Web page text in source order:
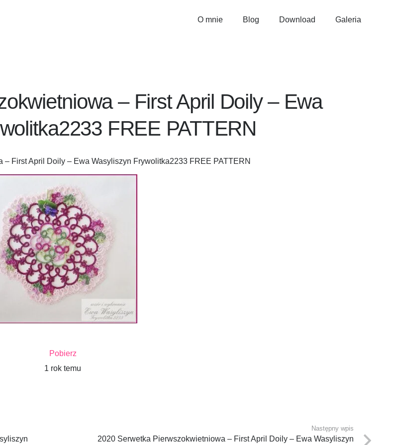
O mnie Blog Download Galeria
– First April Doily – Ewa
FREE PATTERN
First April Doily – Ewa Wasyliszyn Frywolitka2233 FREE PATTERN
Pobierz
1 rok temu
Następny wpis
2020 Serwetka Pierwszokwietniowa – First April Doily – Ewa Wasyliszyn